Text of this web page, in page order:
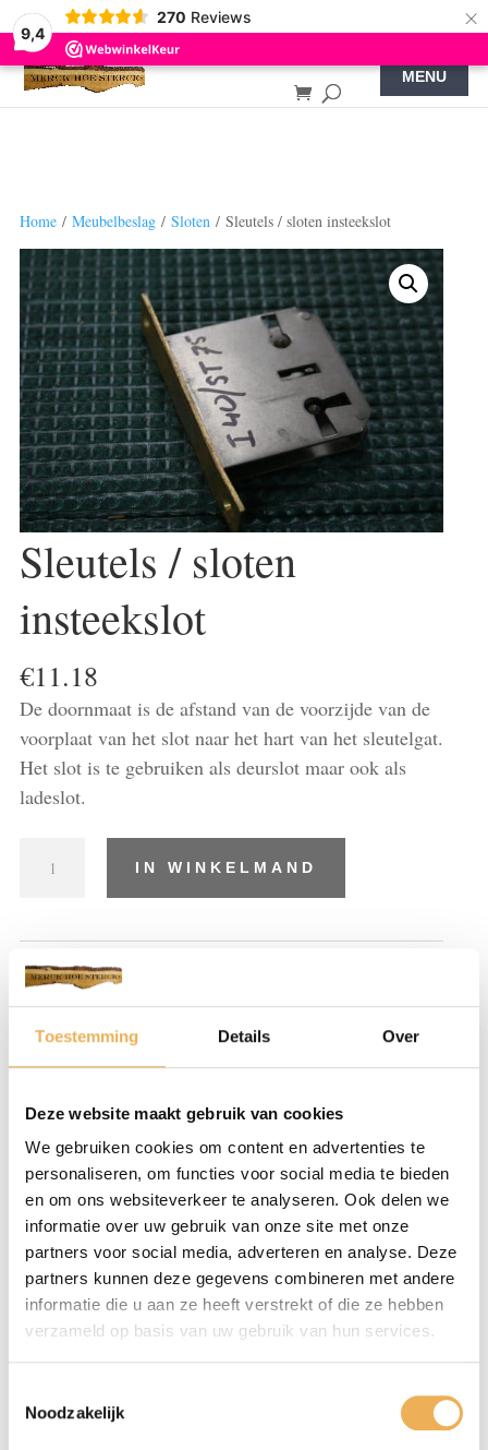
Toestemming Details Over
Deze website maakt gebruik van cookies
We gebruiken cookies om content en advertenties te
personaliseren, om functies voor social media te bieden
en om ons websiteverkeer te analyseren. Ook delen we
informatie over uw gebruik van onze site met onze
partners voor social media, adverteren en analyse. Deze
partners kunnen deze gegevens combineren met andere
informatie die u aan ze heeft verstrekt of die ze hebben
verzameld op basis van uw gebruik van hun services.
Noodzakelijk
9,4
270 Reviews ×
Home/ Meubelbeslag/ Sloten/ Sleutels / sloten insteekslot
Sleutels / sloten
insteekslot
€11.18
De doornmaat is de afstand van de voorzijde van de
voorplaat van het slot naar het hart van het sleutelgat.
Het slot is te gebruiken als deurslot maar ook als
ladeslot.
IN WINKELMAND
Artikelnummer:
BESCHRIJVING
Insteek meubel sloten voor linkse- rechtse
deuren en lades.
Doornmaten 20, 25, 30, 35, 40, 45, 50, 60,
70 mm
GERELATEERDE PRODUCTEN